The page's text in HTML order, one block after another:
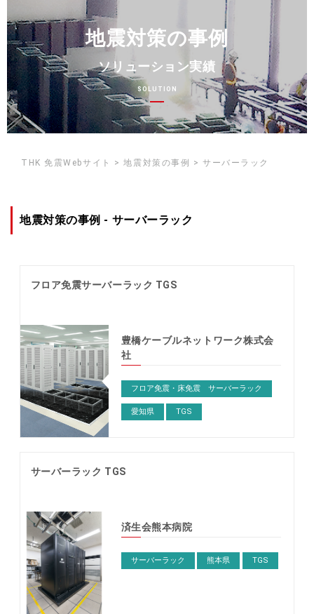
地震対策の事例
ソリューション実績
SOLUTION
THK 免震Webサイト > 地震対策の事例 > サーバーラック
地震対策の事例 - サーバーラック
フロア免震サーバーラック TGS
豊橋ケーブルネットワーク株式会
社
フロア免震・床免震 サーバーラック
愛知県 TGS
サーバーラック TGS
済生会熊本病院
サーバーラック 熊本県 TGS